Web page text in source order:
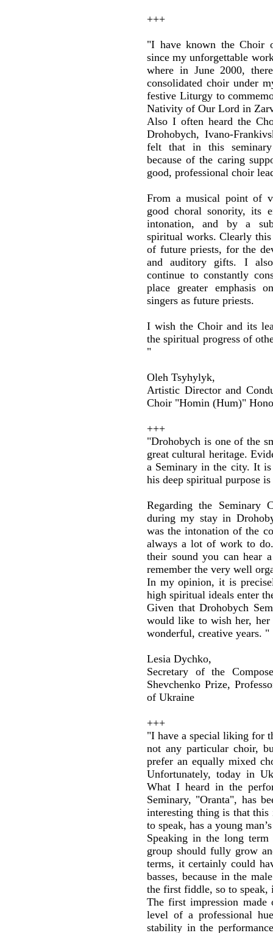
+++
"I have known the Choir
since my unforgettable
where in June 2000,
consolidated choir under
festive Liturgy to
Nativity of Our Lord in
Also I often heard the
Drohobych, Ivano-
felt that in this
because of the caring
good, professional choir
From a musical point of
good choral sonority, its
intonation, and by a
spiritual works. Clearly
of future priests, for the
and auditory gifts. I
continue to constantly
place greater emphasis
singers as future priests.
I wish the Choir and its
the spiritual progress of
"
Oleh Tsyhylyk,
Artistic Director and
Choir "Homin (Hum)"
+++
"Drohobych is one of the
great cultural heritage.
a Seminary in the city. It
his deep spiritual purpose
Regarding the
during my stay in
was the intonation of the
always a lot of work to
their sound you can hear
remember the very well
In my opinion, it is
high spiritual ideals enter
Given that Drohobych
would like to wish her, her
wonderful, creative years. "
Lesia Dychko,
Secretary of the
Shevchenko Prize,
of Ukraine
+++
"I have a special liking for
not any particular choir,
prefer an equally mixed
Unfortunately, today in
What I heard in the
Seminary, "Oranta", has
interesting thing is that
to speak, has a young
Speaking in the long
group should fully grow
terms, it certainly could
basses, because in the
the first fiddle, so to speak,
The first impression
level of a professional
stability in the